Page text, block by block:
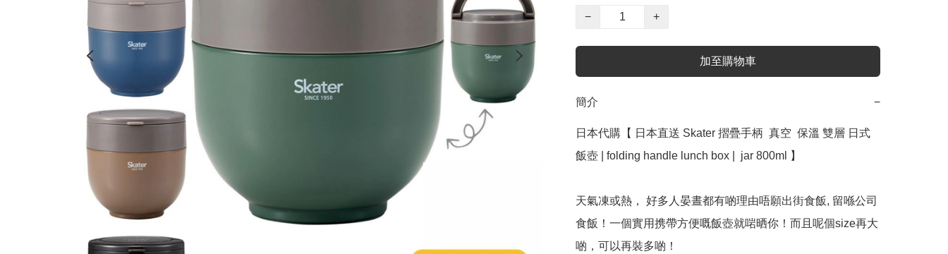
−
+
加至購物車
簡介 −
日本代購【 日本直送 Skater 摺疊手柄  真空  保溫 雙層 日式
飯壺 | folding handle lunch box |  jar 800ml 】
天氣凍或熱， 好多人晏晝都有啲理由唔願出街食飯, 留喺公司
食飯！一個實用携帶方便嘅飯壺就啱晒你！而且呢個size再大
啲，可以再裝多啲！